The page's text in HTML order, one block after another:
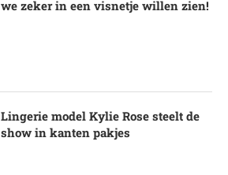
we zeker in een visnetje willen zien!
Lingerie model Kylie Rose steelt de
show in kanten pakjes